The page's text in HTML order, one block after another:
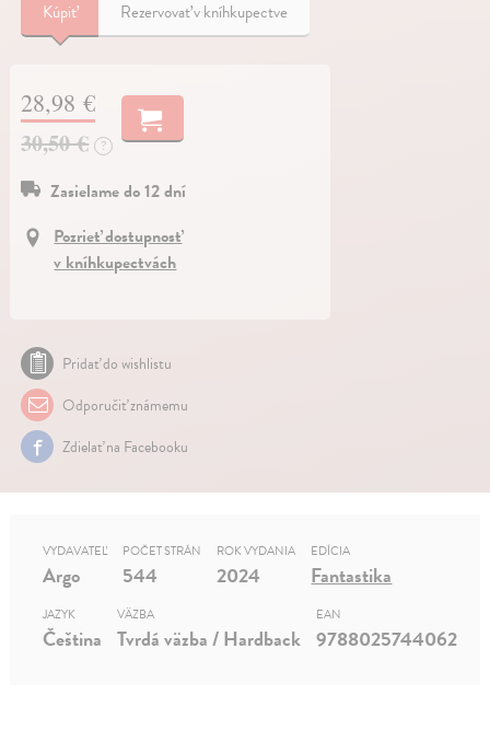
Kúpiť Rezervovať v kníhkupectve
28,98 €
30,50 € ?
Zasielame do 12 dní
Pozrieť dostupnosť
v kníhkupectvách
Pridať do wishlistu
Odporučiť známemu
Zdielať na Facebooku
VYDAVATEĽ
Argo
POČET STRÁN
544
ROK VYDANIA
2024
EDÍCIA
Fantastika
JAZYK
Čeština
VÄZBA
Tvrdá väzba / Hardback
EAN
9788025744062